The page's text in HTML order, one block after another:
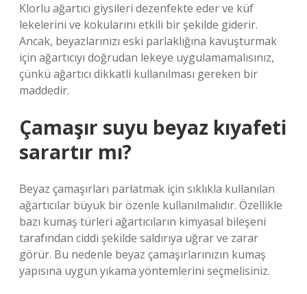
Klorlu ağartıcı giysileri dezenfekte eder ve küf
lekelerini ve kokularını etkili bir şekilde giderir.
Ancak, beyazlarınızı eski parlaklığına kavuşturmak
için ağartıcıyı doğrudan lekeye uygulamamalısınız,
çünkü ağartıcı dikkatli kullanılması gereken bir
maddedir.
Çamaşır suyu beyaz kıyafeti
sarartır mı?
Beyaz çamaşırları parlatmak için sıklıkla kullanılan
ağartıcılar büyük bir özenle kullanılmalıdır. Özellikle
bazı kumaş türleri ağartıcıların kimyasal bileşeni
tarafından ciddi şekilde saldırıya uğrar ve zarar
görür. Bu nedenle beyaz çamaşırlarınızın kumaş
yapısına uygun yıkama yöntemlerini seçmelisiniz.